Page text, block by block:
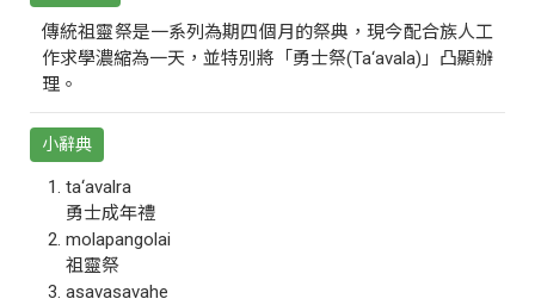
傳統祖靈祭是一系列為期四個月的祭典，現今配合族人工
作求學濃縮為一天，並特別將「勇士祭(Ta‘avala)」凸顯辦
理。
小辭典
ta‘avalra
勇士成年禮
molapangolai
祖靈祭
asavasavahe